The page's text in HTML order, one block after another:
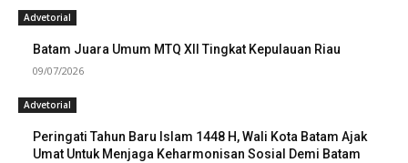
Advetorial
Batam Juara Umum MTQ XII Tingkat Kepulauan Riau
09/07/2026
Advetorial
Peringati Tahun Baru Islam 1448 H, Wali Kota Batam Ajak
Umat Untuk Menjaga Keharmonisan Sosial Demi Batam